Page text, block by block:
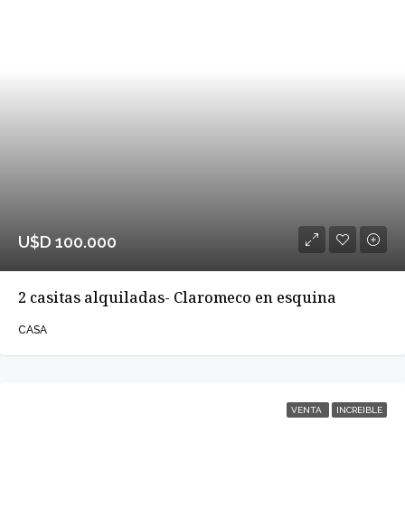
U$D 100.000
2 casitas alquiladas- Claromeco en esquina
CASA
VENTA INCREIBLE